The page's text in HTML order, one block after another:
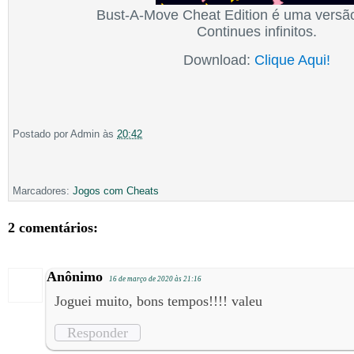
Bust-A-Move Cheat Edition é uma
Continues infinitos.
Download: Clique Aqui!
Postado por Admin às 20:42
Marcadores: Jogos com Cheats
2 comentários:
Anônimo 16 de março de 2020 às 21:16
Joguei muito, bons tempos!!!! valeu
Responder